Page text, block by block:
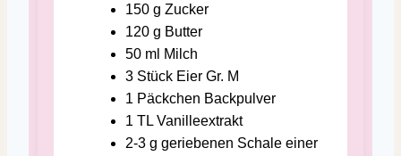
150 g Zucker
120 g Butter
50 ml Milch
3 Stück Eier Gr. M
1 Päckchen Backpulver
1 TL Vanilleextrakt
2-3 g geriebenen Schale einer